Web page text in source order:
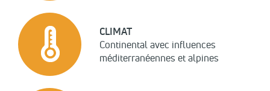
CLIMAT
Continental avec influences
méditerranéennes et alpines